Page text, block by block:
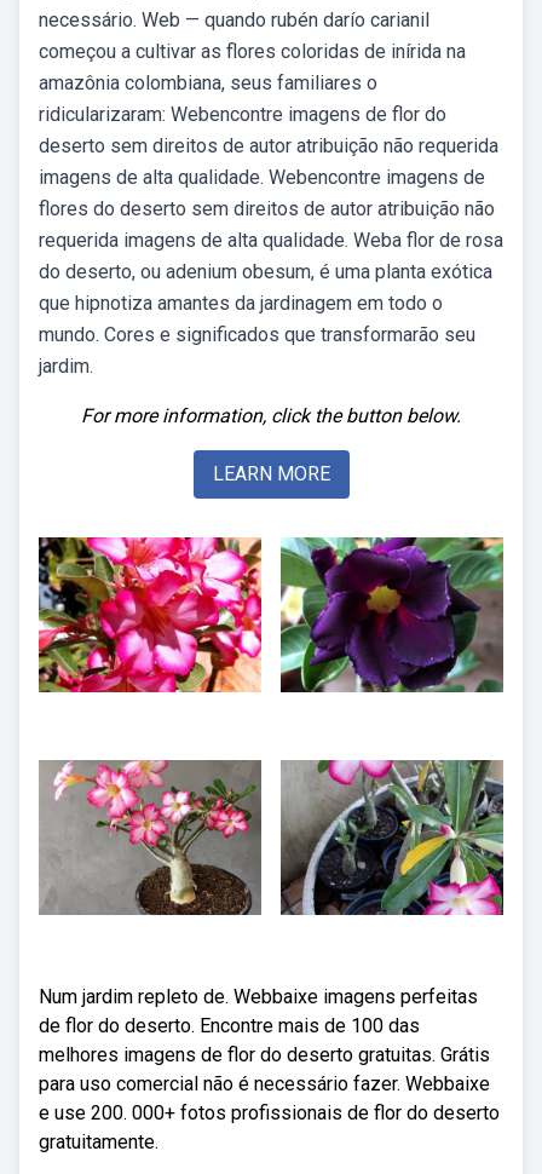
necessário. Web — quando rubén darío carianil
começou a cultivar as flores coloridas de inírida na
amazônia colombiana, seus familiares o
ridicularizaram: Webencontre imagens de flor do
deserto sem direitos de autor atribuição não requerida
imagens de alta qualidade. Webencontre imagens de
flores do deserto sem direitos de autor atribuição não
requerida imagens de alta qualidade. Weba flor de rosa
do deserto, ou adenium obesum, é uma planta exótica
que hipnotiza amantes da jardinagem em todo o
mundo. Cores e significados que transformarão seu
jardim.
For more information, click the button below.
LEARN MORE
Num jardim repleto de. Webbaixe imagens perfeitas
de flor do deserto. Encontre mais de 100 das
melhores imagens de flor do deserto gratuitas. Grátis
para uso comercial não é necessário fazer. Webbaixe
e use 200. 000+ fotos profissionais de flor do deserto
gratuitamente.